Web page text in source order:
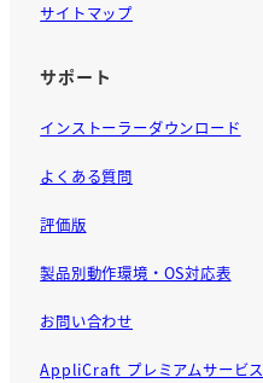
サイトマップ
サポート
インストーラーダウンロード
よくある質問
評価版
製品別動作環境・OS対応表
お問い合わせ
AppliCraft プレミアムサービス